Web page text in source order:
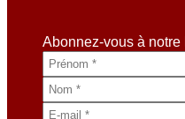
Abonnez-vous à